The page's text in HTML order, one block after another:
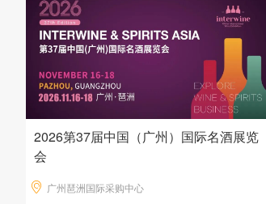
2026第37届中国（广州）国际名酒展览
会
广州琶洲国际采购中心